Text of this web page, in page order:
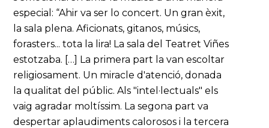
especial: “Ahir va ser lo concert. Un gran èxit,
la sala plena. Aficionats, gitanos, músics,
forasters... tota la lira! La sala del Teatret Viñes
estotzaba. […] La primera part la van escoltar
religiosament. Un miracle d'atenció, donada
la qualitat del públic. Als "intel·lectuals" els
vaig agradar moltíssim. La segona part va
despertar aplaudiments calorosos i la tercera